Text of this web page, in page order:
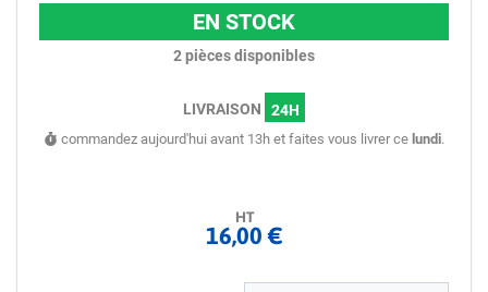
EN STOCK
2pièces disponibles
LIVRAISON 24H
commandez aujourd'hui avant 13h et faites vous livrer ce lundi.
HT
16,00 €